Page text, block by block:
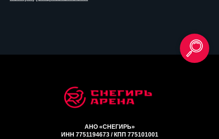
АНО «СНЕГИРЬ»
ИНН 7751194673 / КПП 775101001